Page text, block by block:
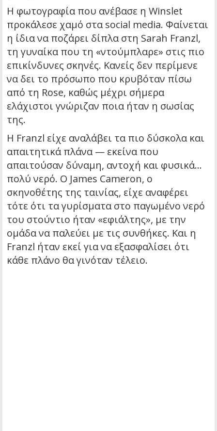
Η φωτογραφία που ανέβασε η Winslet
προκάλεσε χαμό στα social media. Φαίνεται
η ίδια να ποζάρει δίπλα στη Sarah Franzl,
τη γυναίκα που τη «ντούμπλαρε» στις πιο
επικίνδυνες σκηνές. Κανείς δεν περίμενε
να δει το πρόσωπο που κρυβόταν πίσω
από τη Rose, καθώς μέχρι σήμερα
ελάχιστοι γνώριζαν ποια ήταν η σωσίας
της.
Η Franzl είχε αναλάβει τα πιο δύσκολα και
απαιτητικά πλάνα — εκείνα που
απαιτούσαν δύναμη, αντοχή και φυσικά…
πολύ νερό. Ο James Cameron, ο
σκηνοθέτης της ταινίας, είχε αναφέρει
τότε ότι τα γυρίσματα στο παγωμένο νερό
του στούντιο ήταν «εφιάλτης», με την
ομάδα να παλεύει με τις συνθήκες. Και η
Franzl ήταν εκεί για να εξασφαλίσει ότι
κάθε πλάνο θα γινόταν τέλειο.